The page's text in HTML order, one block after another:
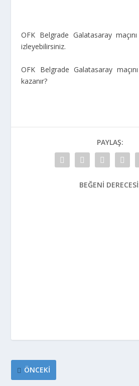
OFK Belgrade Galatasaray
izleyebilirsiniz.
OFK Belgrade Galatasaray
kazanır?
PAYLAŞ:
BEĞENI
ÖNCEKI